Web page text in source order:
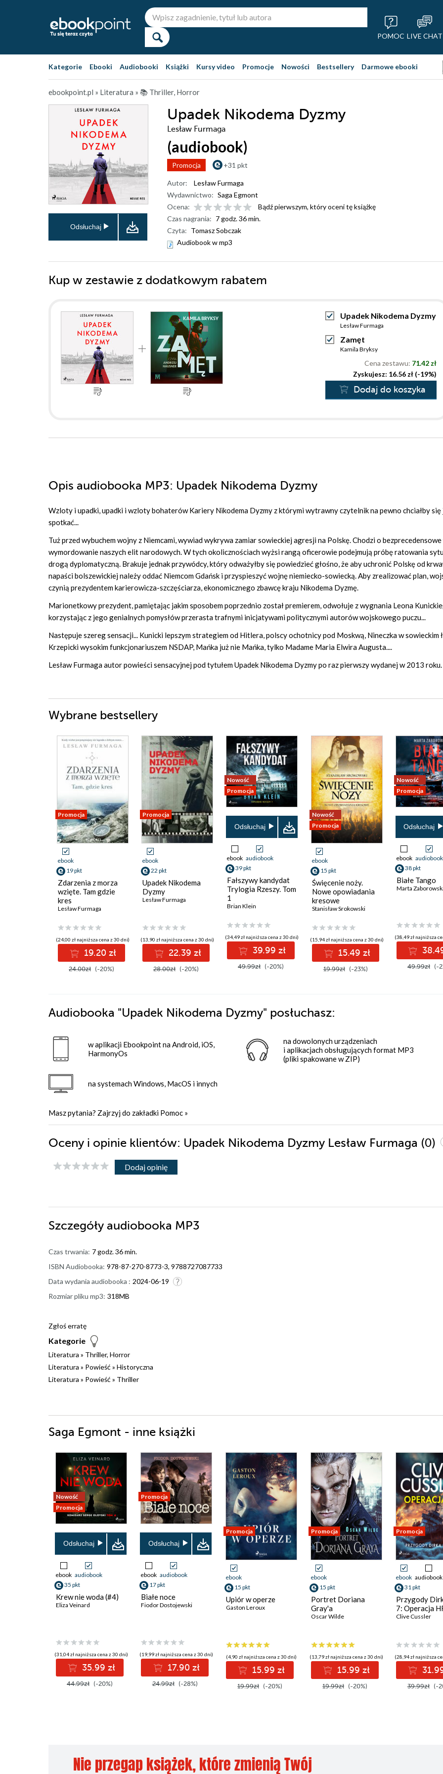
POMOC LIVE CHAT
Kategorie Ebooki Audiobooki Książki Kursy video Promocje Nowości Bestsellery Darmowe ebooki
ebookpoint.pl » Literatura » 📚 Thriller, Horror
Upadek Nikodema Dyzmy
Lesław Furmaga
(audiobook)
Promocja +31 pkt
Odsłuchaj
Autor:
Lesław Furmaga
Wydawnictwo: Saga Egmont
Ocena:
Bądź pierwszym, który oceni tę książkę
Czas nagrania: 7 godz. 36 min.
Czyta: Tomasz Sobczak
Audiobook w mp3
Kup w zestawie z dodatkowym rabatem
Upadek Nikodema Dyzmy
Lesław Furmaga
Zamęt
Kamila Bryksy
Cena zestawu: 71.42 zł
Zyskujesz: 16.56 zł (-19%)
Dodaj do koszyka
Opis audiobooka MP3: Upadek Nikodema Dyzmy
Wzloty i upadki, upadki i wzloty bohaterów Kariery Nikodema Dyzmy z którymi wytrawny czytelnik na pewno chciałby się
spotkać...
Tuż przed wybuchem wojny z Niemcami, wywiad wykrywa zamiar sowieckiej agresji na Polskę. Chodzi o
wymordowanie naszych elit narodowych. W tych okolicznościach wyżsi rangą oficerowie podejmują próbę ratowania
drogą dyplomatyczną. Brakuje jednak przywódcy, który odważyłby się powiedzieć głośno, że aby uchronić Polskę od
napaści bolszewickiej należy oddać Niemcom Gdańsk i przyspieszyć wojnę niemiecko-sowiecką. Aby zrealizować plan,
czynią prezydentem karierowicza-szczęściarza, ekonomicznego zbawcę kraju Nikodema Dyzmę.
Marionetkowy prezydent, pamiętając jakim sposobem poprzednio został premierem, odwołuje z wygnania Leona
korzystając z jego genialnych pomysłów przerasta trafnymi inicjatywami politycznymi autorów wojskowego puczu...
Następuje szereg sensacji... Kunicki lepszym strategiem od Hitlera, polscy ochotnicy pod Moskwą, Nineczka w sowieckim
Krzepicki wysokim funkcjonariuszem NSDAP, Mańka już nie Mańka, tylko Madame Maria Elwira Augusta....
Lesław Furmaga autor powieści sensacyjnej pod tytułem Upadek Nikodema Dyzmy po raz pierwszy wydanej w 2013 roku.
Wybrane bestsellery
Promocja
ebook
19 pkt
Zdarzenia z morza
wzięte. Tam gdzie
kres
Lesław Furmaga
(24,00 zł najniższa cena z 30 dni)
19.20 zł
24.00zł (-20%)
Promocja
ebook
22 pkt
Upadek Nikodema
Dyzmy
Lesław Furmaga
(13,90 zł najniższa cena z 30 dni)
22.39 zł
28.00zł (-20%)
Nowość
Promocja
Odsłuchaj
ebook audiobook
39 pkt
Fałszywy kandydat
Trylogia Rzeszy. Tom
1
Brian Klein
(34,49 zł najniższa cena z 30 dni)
39.99 zł
49.99zł (-20%)
Nowość
Promocja
ebook
15 pkt
Święcenie noży.
Nowe opowiadania
kresowe
Stanisław Srokowski
(15,94 zł najniższa cena z 30 dni)
15.49 zł
19.99zł (-23%)
Nowość
Promocja
Odsłuchaj
ebook audiobook
38 pkt
Białe Tango
Marta
(38,49 zł najniższa
49.99zł (-
Audiobooka "Upadek Nikodema Dyzmy" posłuchasz:
w aplikacji Ebookpoint na Android, iOS,
HarmonyOs
na systemach Windows, MacOS i innych
na dowolonych urządzeniach
i aplikacjach obsługujących format MP3
(pliki spakowane w ZIP)
Masz pytania? Zajrzyj do zakładki Pomoc »
Oceny i opinie klientów: Upadek Nikodema Dyzmy Lesław Furmaga (0)
Dodaj opinię
Szczegóły audiobooka MP3
Czas trwania: 7 godz. 36 min.
ISBN Audiobooka: 978-87-270-8773-3, 9788727087733
Data wydania audiobooka : 2024-06-19
Rozmiar pliku mp3: 318MB
Zgłoś erratę
Kategorie
Literatura » Thriller, Horror
Literatura » Powieść » Historyczna
Literatura » Powieść » Thriller
Saga Egmont - inne książki
Nowość
Promocja
Odsłuchaj
ebook audiobook
35 pkt
Krew nie woda (#4)
Eliza Veinard
(31,04 zł najniższa cena z 30 dni)
35.99 zł
44.99zł (-20%)
Promocja
Odsłuchaj
ebook audiobook
17 pkt
Białe noce
Fiodor Dostojewski
(19,99 zł najniższa cena z 30 dni)
17.90 zł
24.99zł (-28%)
Promocja
ebook
15 pkt
Upiór w operze
Gaston Leroux
(4,90 zł najniższa cena z 30 dni)
15.99 zł
19.99zł (-20%)
Promocja
ebook
15 pkt
Portret Doriana
Gray'a
Oscar Wilde
(13,79 zł najniższa cena z 30 dni)
15.99 zł
19.99zł (-20%)
Promocja
ebook audiobook
31 pkt
Przygody
7: Operacja
Clive Cussler
(28,94 zł najniższa
39.99zł (-
Nie przegap książek, które zmienią Twój